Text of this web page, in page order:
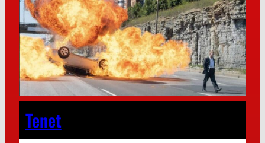
Tenet